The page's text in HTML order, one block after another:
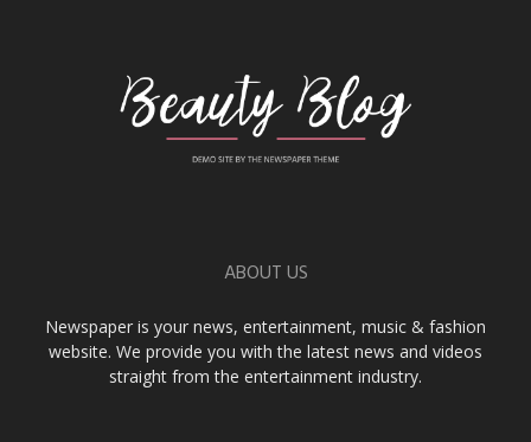
ABOUT US
Newspaper is your news, entertainment, music & fashion
website. We provide you with the latest news and videos
straight from the entertainment industry.